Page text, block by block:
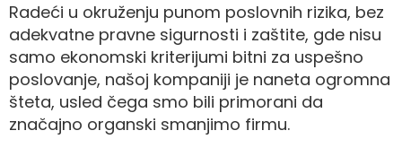
Radeći u okruženju punom poslovnih rizika, bez
adekvatne pravne sigurnosti i zaštite, gde nisu
samo ekonomski kriterijumi bitni za uspešno
poslovanje, našoj kompaniji je naneta ogromna
šteta, usled čega smo bili primorani da
značajno organski smanjimo firmu.